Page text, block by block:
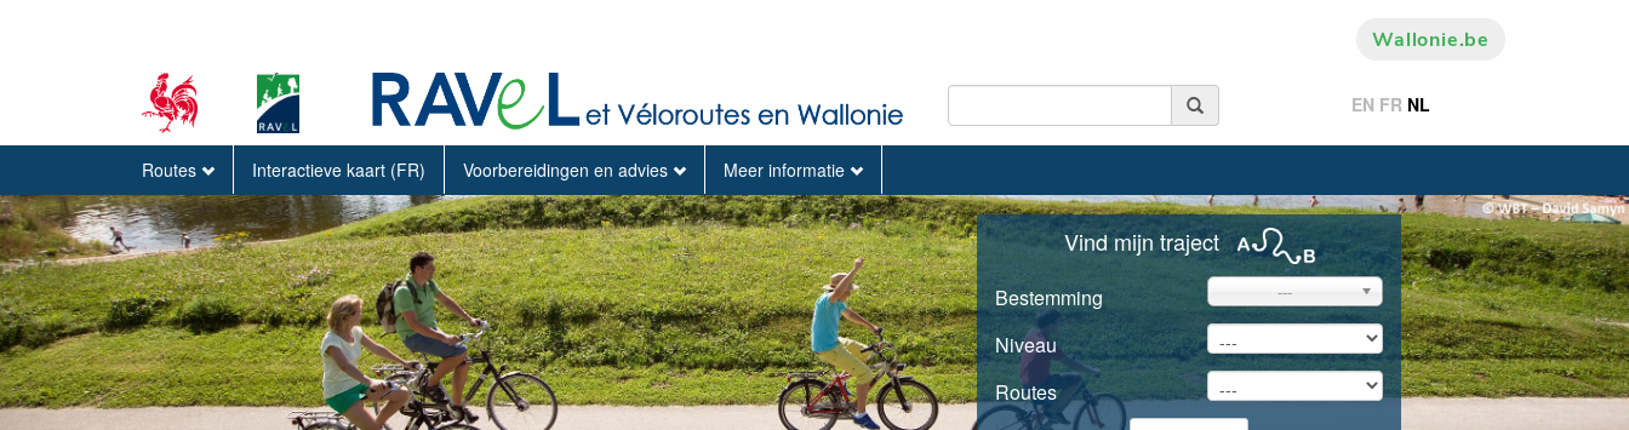
Wallonie.be
EN FR NL
Routes Interactieve kaart (FR) Voorbereidingen en advies Meer informatie
Vind mijn traject
Bestemming ---
Niveau
Routes